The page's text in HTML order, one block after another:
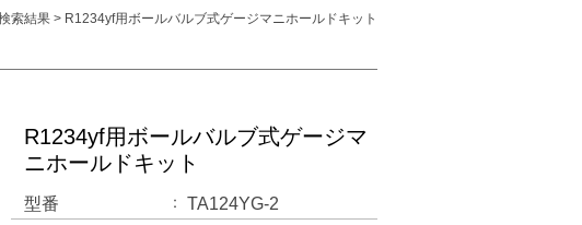
索結果 > R1234yf用ボールバルブ式ゲージマニホールドキット
R1234yf用ボールバルブ式ゲージマ
ニホールドキット
型番 TA124YG-2